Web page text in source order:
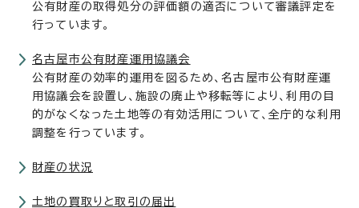
公有財産の取得処分の評価額の適否について審議評定を
行っています。
名古屋市公有財産運用協議会
公有財産の効率的運用を図るため、名古屋市公有財産運
用協議会を設置し、施設の廃止や移転等により、利用の目
的がなくなった土地等の有効活用について、全庁的な利用
調整を行っています。
財産の状況
土地の買取りと取引の届出